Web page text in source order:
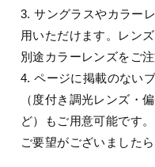
3. サングラスやカラー
用いただけます。レン
別途カラーレンズをご注
4. ページに掲載のない
（度付き調光レンズ・
ど）もご用意可能です。
ご要望がございました